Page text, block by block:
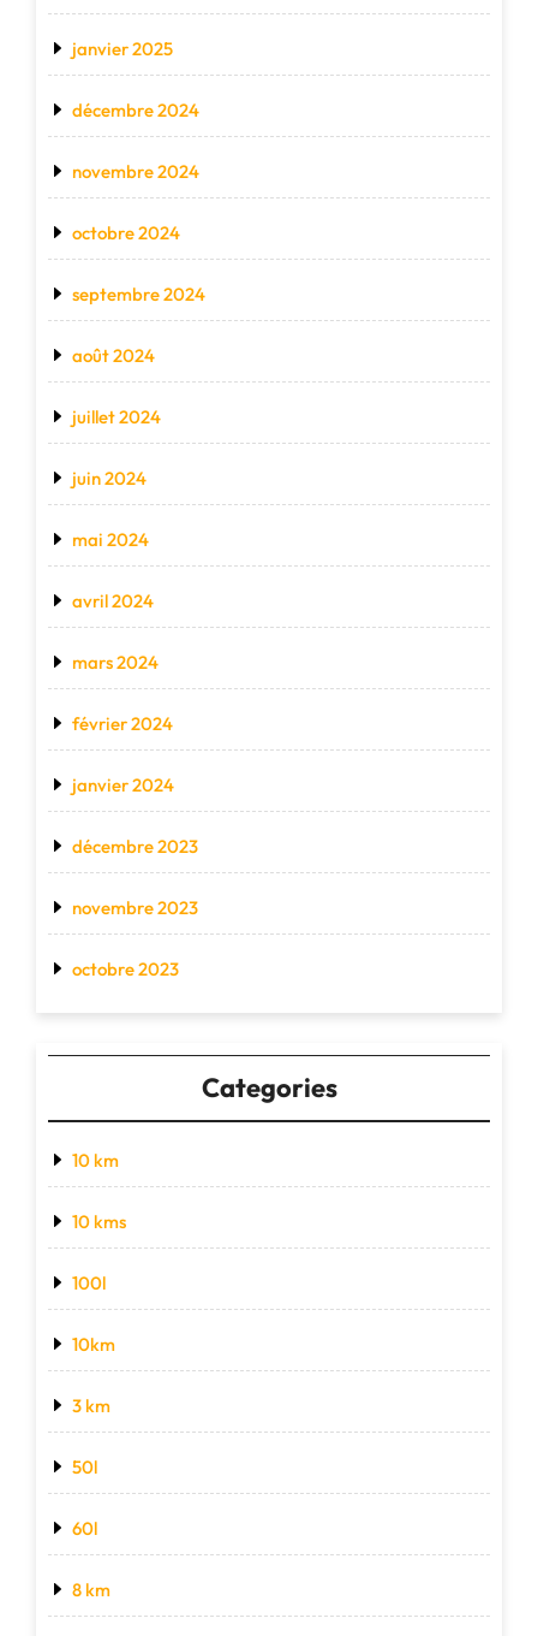
janvier 2025
décembre 2024
novembre 2024
octobre 2024
septembre 2024
août 2024
juillet 2024
juin 2024
mai 2024
avril 2024
mars 2024
février 2024
janvier 2024
décembre 2023
novembre 2023
octobre 2023
Categories
10 km
10 kms
100l
10km
3 km
50l
60l
8 km